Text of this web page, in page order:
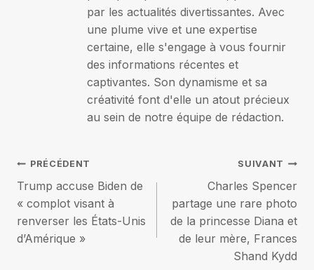
par les actualités divertissantes. Avec
une plume vive et une expertise
certaine, elle s'engage à vous fournir
des informations récentes et
captivantes. Son dynamisme et sa
créativité font d'elle un atout précieux
au sein de notre équipe de rédaction.
Navigation
de
l’article
PRÉCÉDENT
Trump accuse Biden de
« complot visant à
renverser les États-Unis
d’Amérique »
SUIVANT
Charles Spencer
partage une rare photo
de la princesse Diana et
de leur mère, Frances
Shand Kydd